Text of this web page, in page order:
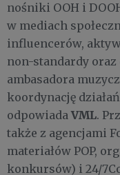
nośniki OOH i
w mediach
influencerów,
non-standardy oraz
ambasadora
koordynację
odpowiada VML.
także z agencjami
materiałów POP,
konkursów) i 24/